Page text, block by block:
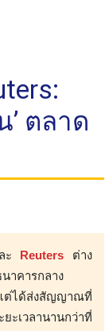
ตลาด
ะ Reuters ต่าง
าคารกลาง
แต่ได้ส่งสัญญาณที่
ะเวลานานกว่าที่